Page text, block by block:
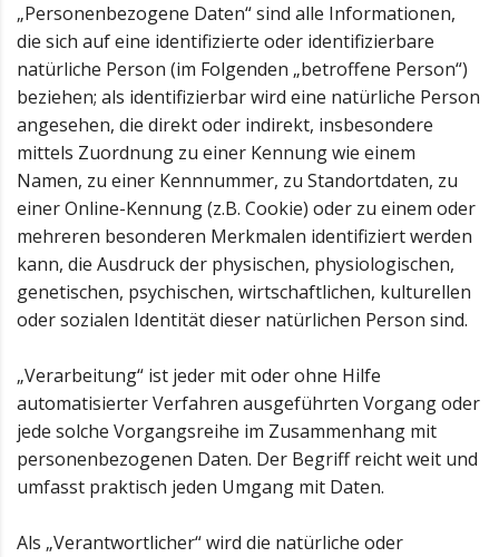
„Personenbezogene Daten“ sind alle Informationen,
die sich auf eine identifizierte oder identifizierbare
natürliche Person (im Folgenden „betroffene Person“)
beziehen; als identifizierbar wird eine natürliche Person
angesehen, die direkt oder indirekt, insbesondere
mittels Zuordnung zu einer Kennung wie einem
Namen, zu einer Kennnummer, zu Standortdaten, zu
einer Online-Kennung (z.B. Cookie) oder zu einem oder
mehreren besonderen Merkmalen identifiziert werden
kann, die Ausdruck der physischen, physiologischen,
genetischen, psychischen, wirtschaftlichen, kulturellen
oder sozialen Identität dieser natürlichen Person sind.
„Verarbeitung“ ist jeder mit oder ohne Hilfe
automatisierter Verfahren ausgeführten Vorgang oder
jede solche Vorgangsreihe im Zusammenhang mit
personenbezogenen Daten. Der Begriff reicht weit und
umfasst praktisch jeden Umgang mit Daten.
Als „Verantwortlicher“ wird die natürliche oder